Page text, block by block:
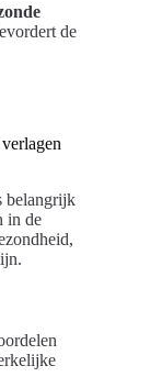
de
belangrijk
in de